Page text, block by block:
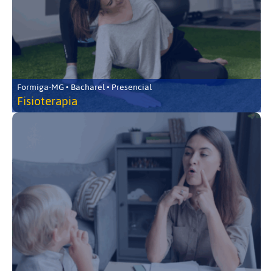
Formiga-MG • Bacharel • Presencial
Fisioterapia